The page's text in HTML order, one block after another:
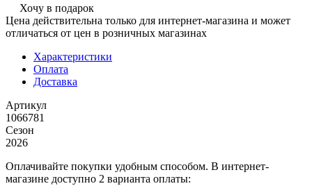
Хочу в подарок
Цена действительна только для интернет-магазина и может
отличаться от цен в розничных магазинах
Характеристики
Оплата
Доставка
Артикул
1066781
Сезон
2026
Оплачивайте покупки удобным способом. В интернет-
магазине доступно 2 варианта оплаты: